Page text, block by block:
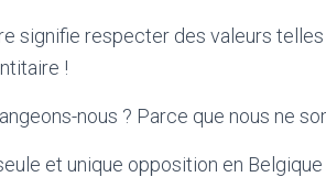
signifie respecter des valeurs
!
nous ? Parce que nous ne
et unique opposition en